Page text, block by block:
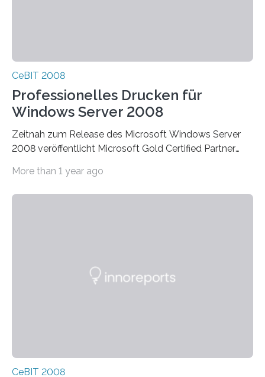
CeBIT 2008
Professionelles Drucken für
Windows Server 2008
Zeitnah zum Release des Microsoft Windows Server
2008 veröffentlicht Microsoft Gold Certified Partner
More than 1 year ago
CeBIT 2008